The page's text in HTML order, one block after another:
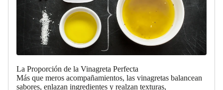
La Proporción de la Vinagreta Perfecta
Más que meros acompañamientos, las vinagretas balancean
sabores, enlazan ingredientes y realzan texturas,